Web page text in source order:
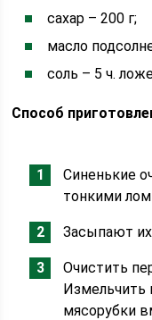
сахар – 200 г;
масло
соль – 5 ч.
Способ
Синенькие
тонкими
Засыпают
Очистить
Измельчить
мясорубки